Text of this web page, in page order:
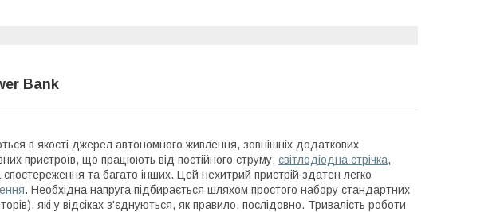
Bank
в якості джерел автономного живлення, зовнішніх додаткових
пристроїв, що працюють від постійного струму: світлодіодна стрічка,
спостереження та багато інших. Цей нехитрий пристрій здатен легко
. Необхідна напруга підбирається шляхом простого набору стандартних
які у відсіках з'єднуються, як правило, послідовно. Тривалість роботи